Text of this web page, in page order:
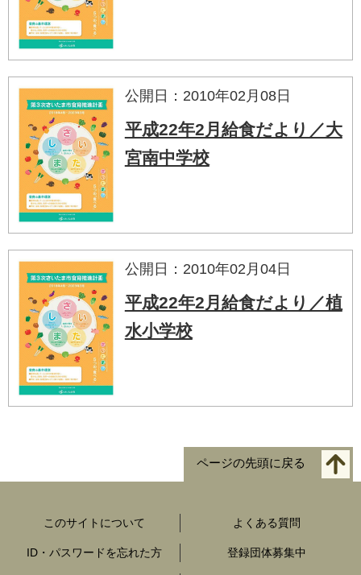
公開日：2010年02月08日
平成22年2月給食だより／大
宮南中学校
公開日：2010年02月04日
平成22年2月給食だより／植
水小学校
ページの先頭に戻る
このサイトについて よくある質問
ID・パスワードを忘れた方 登録団体募集中